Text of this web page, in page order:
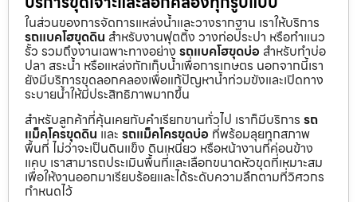
ในส่วนของการจัดการแหล่งน้ำและวางรากฐาน เราให้บริการ
รถแบคโฮขุดดิน สำหรับงานฟุตติ้ง วางท่อประปา หรือทำแนว
รั้ว รวมถึงงานเฉพาะทางอย่าง รถแบคโฮขุดบ่อ สำหรับทำบ่อ
ปลา สระน้ำ หรือแหล่งกักเก็บน้ำเพื่อการเกษตร นอกจากนี้เรา
ยังมีบริการขุดลอกคลองเพื่อแก้ปัญหาน้ำท่วมขังและเปิดทาง
ระบายน้ำให้มีประสิทธิภาพมากขึ้น
สำหรับลูกค้าที่คุ้นเคยกับคำเรียกขานทั่วไป เราก็มีบริการ รถ
แม็คโครขุดดิน และ รถแม็คโครขุดบ่อ ที่พร้อมลุยทุกสภาพ
พื้นที่ ไม่ว่าจะเป็นดินแข็ง ดินเหนียว หรือหน้างานที่ค่อนข้าง
แคบ เราสามารถประเมินพื้นที่และเลือกขนาดหัวขุดที่เหมาะสม
เพื่อให้งานออกมาเรียบร้อยและได้ระดับความลึกตามที่วิศวกร
กำหนดไว้